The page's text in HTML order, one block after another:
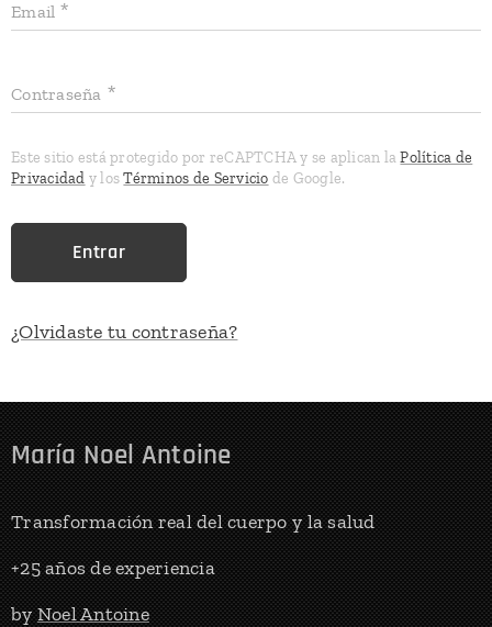
Email
Contraseña
Este sitio está protegido por reCAPTCHA y se aplican laPolítica de
Privacidad y losTérminos de Servicio de Google.
Entrar
¿Olvidaste tu contraseña?
María Noel Antoine
Transformación real del cuerpo y la salud
+25 años de experiencia
byNoel Antoine